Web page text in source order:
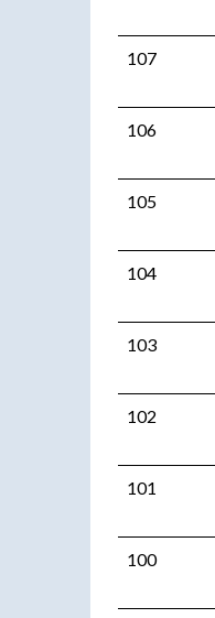
107
106
105
104
103
102
101
100